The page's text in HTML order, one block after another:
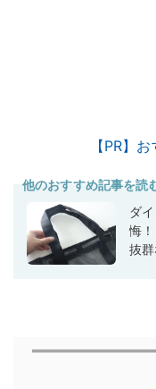
【PR】
他のおすすめ記事を読
ダ
悔
抜